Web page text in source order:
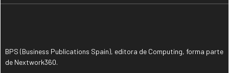
BPS (Business Publications Spain), editora de Computing, forma parte
de Nextwork360.